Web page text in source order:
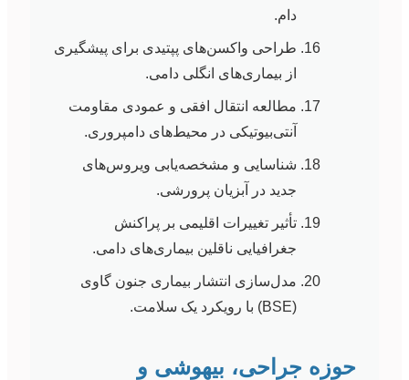
دام.
طراحی واکسن‌های پپتیدی برای پیشگیری
از بیماری‌های انگلی دامی.
مطالعه انتقال افقی و عمودی مقاومت
آنتی‌بیوتیکی در محیط‌های دامپروری.
شناسایی و مشخصه‌یابی ویروس‌های
جدید در آبزیان پرورشی.
تأثیر تغییرات اقلیمی بر پراکنش
جغرافیایی ناقلین بیماری‌های دامی.
مدل‌سازی انتشار بیماری جنون گاوی
(BSE) با رویکرد یک سلامت.
حوزه جراحی، بیهوشی و